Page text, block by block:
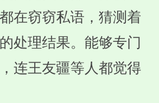
在窃窃私语，猜测着
处理结果。能够专门
连王友疆等人都觉得